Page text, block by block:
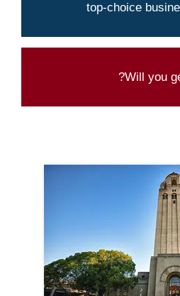
top-choice
Will you
Try our admission